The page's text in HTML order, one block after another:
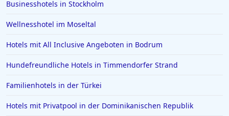
Businesshotels in Stockholm
Wellnesshotel im Moseltal
Hotels mit All Inclusive Angeboten in Bodrum
Hundefreundliche Hotels in Timmendorfer Strand
Familienhotels in der Türkei
Hotels mit Privatpool in der Dominikanischen Republik